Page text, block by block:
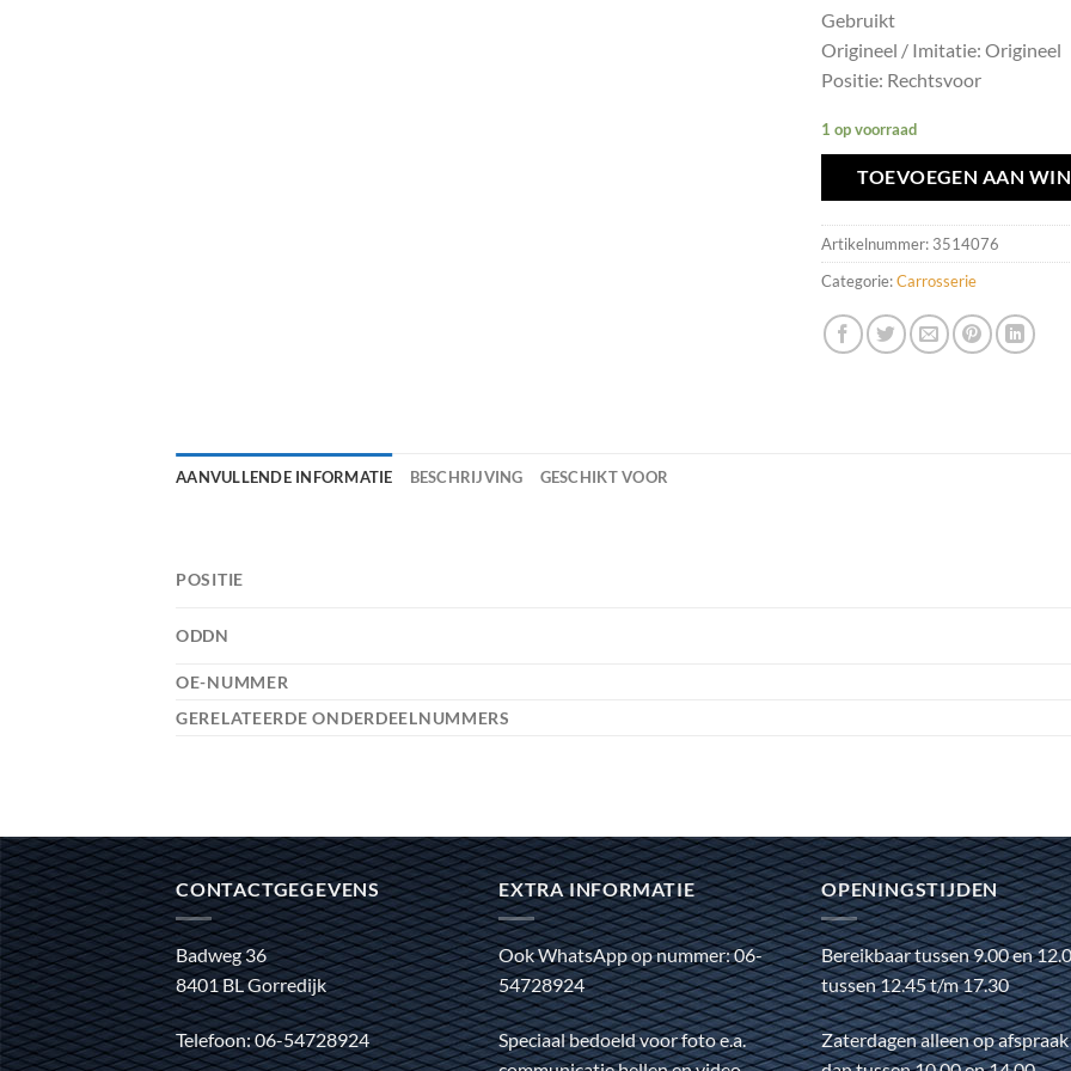
Gebruikt
Origineel / Imitatie: Origineel
Positie: Rechtsvoor
1 op voorraad
TOEVOEGEN AAN
Artikelnummer: 3514076
Categorie:Carrosserie
AANVULLENDE INFORMATIE BESCHRIJVING GESCHIKT VOOR
POSITIE
ODDN
OE-NUMMER
GERELATEERDE ONDERDEELNUMMERS
CONTACTGEGEVENS
Badweg 36
8401 BL Gorredijk
Telefoon: 06-54728924
EXTRA INFORMATIE
Ook WhatsApp op nummer: 06-
54728924
Speciaal bedoeld voor foto e.a.
OPENINGSTIJDEN
Bereikbaar tussen 9.00 en
tussen 12.45 t/m 17.30
Zaterdagen alleen op